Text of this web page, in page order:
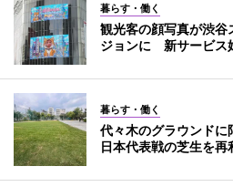
暮らす・働く
観光客の顔写真が渋谷
ジョンに 新サービス
暮らす・働く
代々木のグラウンド
日本代表戦の芝生を再